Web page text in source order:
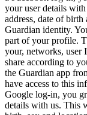
your user details
address, date of
Guardian identity.
part of your profile.
your, networks, user
share according to
the Guardian app
have access to this
Google log-in, you
details with us. This